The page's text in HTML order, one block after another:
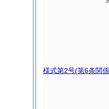
様式第2号(第6条関